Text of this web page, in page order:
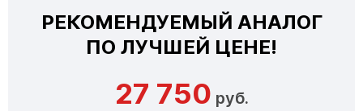
РЕКОМЕНДУЕМЫЙ АНАЛОГ
ПО ЛУЧШЕЙ ЦЕНЕ!
27 750 руб.